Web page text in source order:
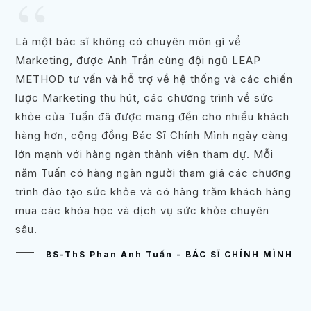
“
Là một bác sĩ không có chuyên môn gì về
Marketing, được Anh Trần cùng đội ngũ LEAP
METHOD tư vấn và hỗ trợ về hệ thống và các chiến
lược Marketing thu hút, các chương trình về sức
khỏe của Tuấn đã được mang đến cho nhiều khách
hàng hơn, cộng đồng Bác Sĩ Chính Mình ngày càng
lớn mạnh với hàng ngàn thành viên tham dự. Mỗi
năm Tuấn có hàng ngàn người tham giá các chương
trình đào tạo sức khỏe và có hàng trăm khách hàng
mua các khóa học và dịch vụ sức khỏe chuyên
sâu.
BS-ThS Phan Anh Tuấn - BÁC SĨ CHÍNH MÌNH